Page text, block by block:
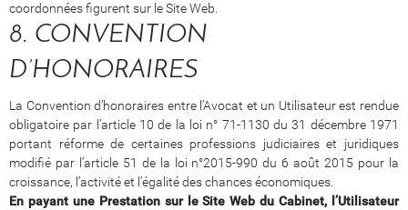
coordonnées figurent sur le Site Web.
8. CONVENTION
D’HONORAIRES
La Convention d’honoraires entre l’Avocat et un Utilisateur est rendue
obligatoire par l’article 10 de la loi n° 71-1130 du 31 décembre 1971
portant réforme de certaines professions judiciaires et juridiques
modifié par l’article 51 de la loi n°2015-990 du 6 août 2015 pour la
croissance, l’activité et l’égalité des chances économiques.
En payant une Prestation sur le Site Web du Cabinet, l’Utilisateur